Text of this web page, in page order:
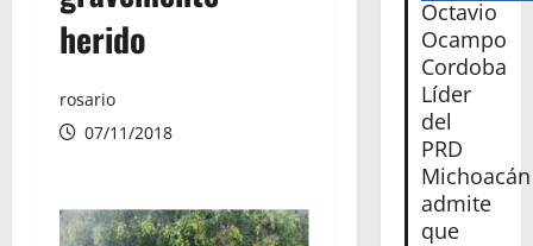
herido
rosario
07/11/2018
Octavio
Ocampo
Cordoba
Líder
del
PRD
Michoacán
admite
que